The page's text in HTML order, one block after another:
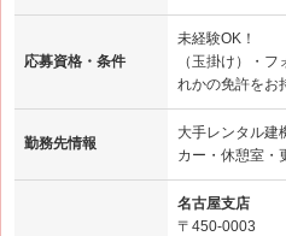
応募資格・条件
未経験OK！
（玉掛け）・
れかの免許をお
勤務先情報
大手レンタル建
カー・休憩室・
名古屋支店
〒450-0003